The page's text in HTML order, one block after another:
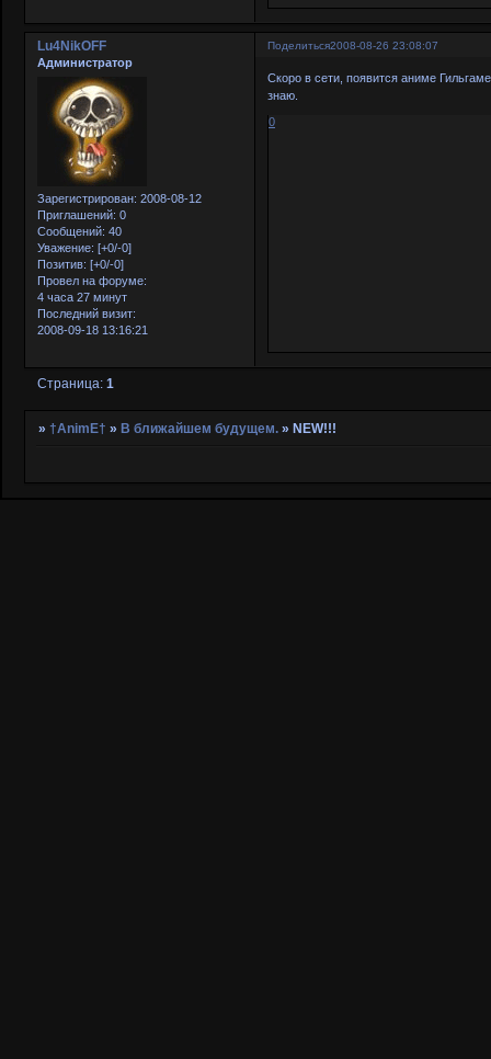
Поделиться2008-08-26 23:08:07
Lu4NikOFF
Администратор
Зарегистрирован: 2008-08-12
Приглашений: 0
Сообщений: 40
Уважение: [+0/-0]
Позитив: [+0/-0]
Провел на форуме:
4 часа 27 минут
Последний визит:
2008-09-18 13:16:21
Скоро в сети, появится аниме
знаю.
0
Страница:1
»†AnimE† » В ближайшем будущем. » NEW!!!